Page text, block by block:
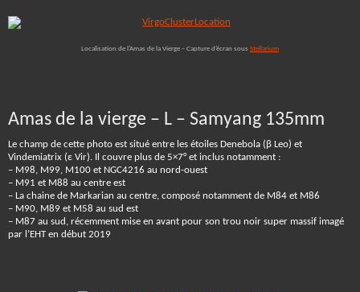
Localisation de l’Amas de la Vierge – Capture d’écran sous Stellarium
Amas de la vierge – L – Samyang 135mm
Le champ de cette photo est situé entre les étoiles Denebola (β Leo) et
Vindemiatrix (ε Vir). Il couvre plus de 5×7° et inclus notamment :
– M98, M99, M100 et NGC4216 au nord-ouest
– M91 et M88 au centre est
– La chaine de Markarian au centre, composé notamment de M84 et M86
– M90, M89 et M58 au sud est
– M87 au sud, récemment mise en avant pour son trou noir super massif imagé
par l’EHT en début 2019